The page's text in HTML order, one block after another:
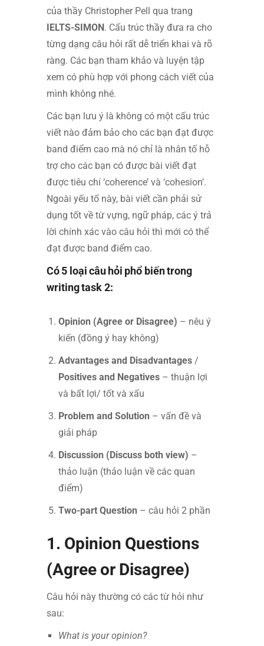
của thầy Christopher Pell qua trang
IELTS-SIMON . Cấu trúc thầy đưa ra cho
từng dạng câu hỏi rất dễ triển khai và rõ
ràng. Các bạn tham khảo và luyện tập
xem có phù hợp với phong cách viết của
mình không nhé.
Các bạn lưu ý là không có một cấu trúc
viết nào đảm bảo cho các bạn đạt được
band điểm cao mà nó chỉ là nhân tố hỗ
trợ cho các bạn có được bài viết đạt
được tiêu chí ‘coherence’ và ‘cohesion’.
Ngoài yếu tố này, bài viết cần phải sử
dụng tốt về từ vựng, ngữ pháp, các ý trả
lời chính xác vào câu hỏi thì mới có thể
đạt được band điểm cao.
Có 5 loại câu hỏi phổ biến trong
writing task 2:
Opinion (Agree or Disagree) – nêu ý
kiến (đồng ý hay không)
Advantages and Disadvantages /
Positives and Negatives – thuận lợi
và bất lợi/ tốt và xấu
Problem and Solution – vấn đề và
giải pháp
Discussion (Discuss both view) –
thảo luận (thảo luận về các quan
điểm)
Two-part Question – câu hỏi 2 phần
1. Opinion Questions
(Agree or Disagree)
Câu hỏi này thường có các từ hỏi như
sau:
What is your opinion?